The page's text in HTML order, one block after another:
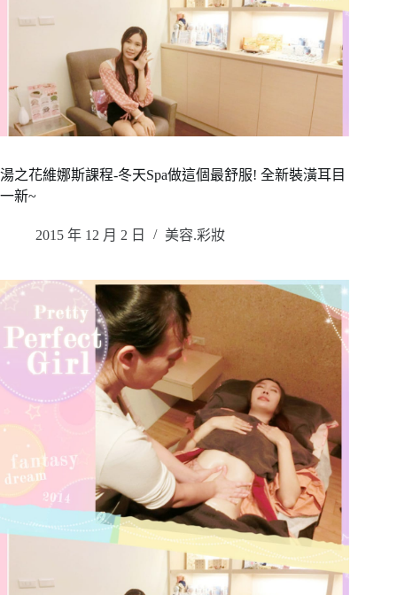
湯之花維娜斯課程-冬天Spa做這個最舒服! 全新裝潢耳目
一新~
2015 年 12 月 2 日 美容.彩妝